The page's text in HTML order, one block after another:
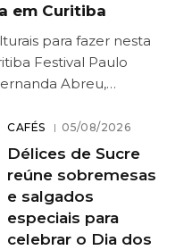
em Curitiba
para fazer nesta
Festival Paulo
Abreu,…
CAFÉS 05/08/2026
Délices de Sucre
reúne sobremesas
e salgados
especiais para
celebrar o Dia dos